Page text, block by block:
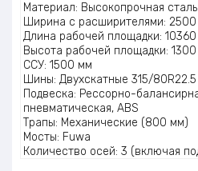
Материал: Высокопрочная
Ширина с расширителями:
Длина рабочей площадки:
Высота рабочей площадки:
ССУ: 1500 мм
Шины: Двухскатные 315/80R22.5
Подвеска: Рессорно-
пневматическая, ABS
Трапы: Механические (800 мм)
Мосты: Fuwa
Количество осей: 3 (включая